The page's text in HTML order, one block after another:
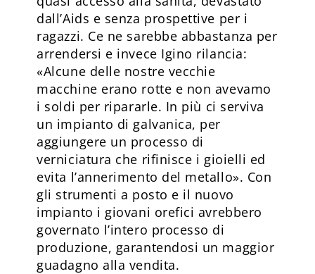
dall’Aids e senza prospettive per i
ragazzi. Ce ne sarebbe abbastanza per
arrendersi e invece Igino rilancia:
«Alcune delle nostre vecchie
macchine erano rotte e non avevamo
i soldi per ripararle. In più ci serviva
un impianto di galvanica, per
aggiungere un processo di
verniciatura che rifinisce i gioielli ed
evita l’annerimento del metallo». Con
gli strumenti a posto e il nuovo
impianto i giovani orefici avrebbero
governato l’intero processo di
produzione, garantendosi un maggior
guadagno alla vendita.